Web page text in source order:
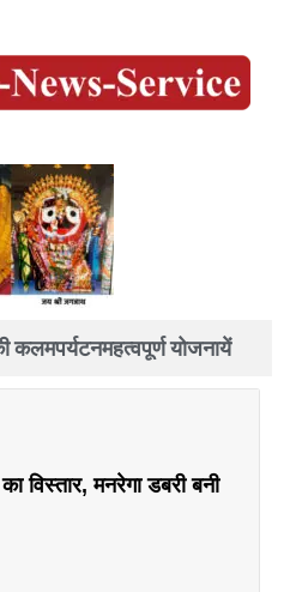
कलमपर्यटनमहत्वपूर्ण योजनायें
विस्तार, मनरेगा डबरी बनी